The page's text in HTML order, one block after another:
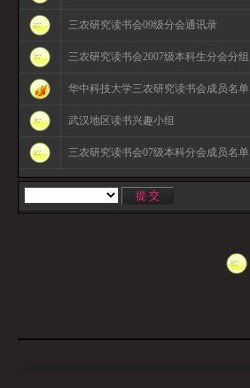
三农研究读书会09级分会通讯录
三农研究读书会2007级本科生分会分组
华中科技大学三农研究读书会成员名单
武汉地区读书兴趣小组
三农研究读书会07级本科分会成员名单